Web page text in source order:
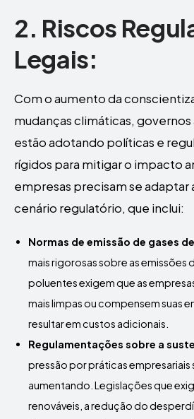
2. Riscos
Legais:
Com o aumento da
mudanças climáticas,
estão adotando políticas e
rígidos para mitigar o impacto
empresas precisam se adaptar
cenário regulatório, que inclui:
Normas de emissão de gases
mais rigorosas sobre as emissões
poluentes exigem que as
mais limpas ou compensem suas
resultar em custos adicionais.
Regulamentações sobre a
pressão por práticas empresariais
aumentando. Legislações que
renováveis, a redução do